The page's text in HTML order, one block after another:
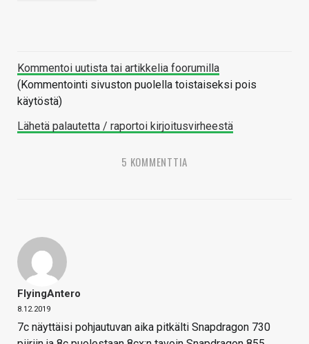
Kommentoi uutista tai artikkelia foorumilla
(Kommentointi sivuston puolella toistaiseksi pois
käytöstä)
Lähetä palautetta / raportoi kirjoitusvirheestä
5 KOMMENTTIA
FlyingAntero
8.12.2019
7c näyttäisi pohjautuvan aika pitkälti Snapdragon 730